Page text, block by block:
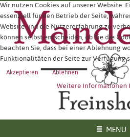
MENU
Wir nutzen Cookies auf unserer Website.
essenziell für den Betrieb der Seite,
Website und die Nutzererfahrung zu
können selbst entscheiden, ob Sie die
beachten Sie, dass bei einer Ablehnung
Funktionalitäten der Seite zur Verfügung
Akzeptieren Ablehnen
Weitere Informationen